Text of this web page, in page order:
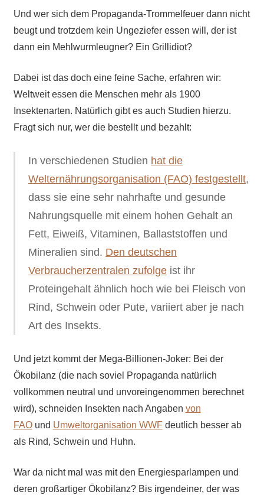
Und wer sich dem Propaganda-Trommelfeuer dann nicht
beugt und trotzdem kein Ungeziefer essen will, der ist
dann ein Mehlwurmleugner? Ein Grillidiot?
Dabei ist das doch eine feine Sache, erfahren wir:
Weltweit essen die Menschen mehr als 1900
Insektenarten. Natürlich gibt es auch Studien hierzu.
Fragt sich nur, wer die bestellt und bezahlt:
In verschiedenen Studien hat die
Welternährungsorganisation (FAO) festgestellt,
dass sie eine sehr nahrhafte und gesunde
Nahrungsquelle mit einem hohen Gehalt an
Fett, Eiweiß, Vitaminen, Ballaststoffen und
Mineralien sind. Den deutschen
Verbraucherzentralen zufolge ist ihr
Proteingehalt ähnlich hoch wie bei Fleisch von
Rind, Schwein oder Pute, variiert aber je nach
Art des Insekts.
Und jetzt kommt der Mega-Billionen-Joker: Bei der
Ökobilanz (die nach soviel Propaganda natürlich
vollkommen neutral und unvoreingenommen berechnet
wird), schneiden Insekten nach Angaben von
FAOund Umweltorganisation WWFdeutlich besser ab
als Rind, Schwein und Huhn.
War da nicht mal was mit den Energiesparlampen und
deren großartiger Ökobilanz? Bis irgendeiner, der was